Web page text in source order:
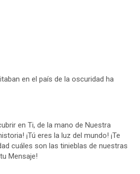
en el país de la oscuridad ha
en Ti, de la mano de Nuestra
¡Tú eres la luz del mundo! ¡Te
cuáles son las tinieblas de nuestras
Mensaje!